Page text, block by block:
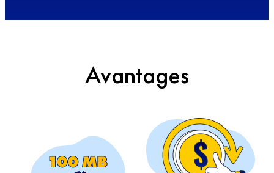
Avantages